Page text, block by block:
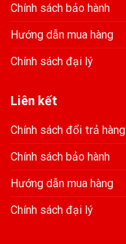
Chính sách bảo hành
Hướng dẫn mua hàng
Chính sách đại lý
Liên kết
Chính sách đổi trả hàng
Chính sách bảo hành
Hướng dẫn mua hàng
Chính sách đại lý